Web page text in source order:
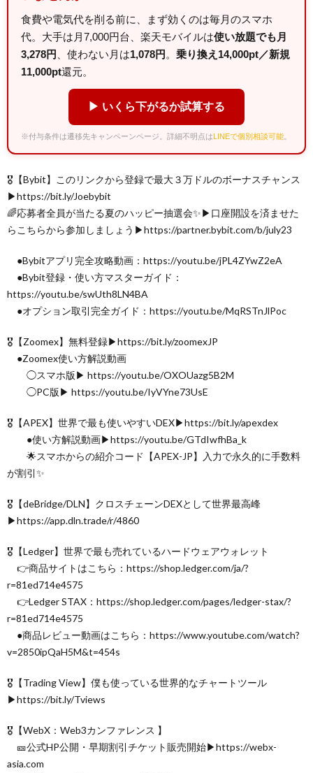
食費や電気代を削る前に、まず効くのは毎月のスマホ
代。大手は月7,000円台、楽天モバイルは使い放題でも月
3,278円
、使わない月は1,078円 。 乗り換え14,000pt／新規
11,000pt還元。
▶ いくら下がるか試算する
※付与条件は遷移先キャンペーンページ。詳細不明点はLINEで個別相談可能
🎖【Bybit】このリンクから登録で最大３万ドルのボーナスチャンス
▶︎https://bit.ly/Joebybit
🌈応募者全員が当たる夏のハッピー抽選会✨▶︎口座開設を済ませた
らこちらから参加しましょう▶︎https://partner.bybit.com/b/july23
●Bybitアプリ完全攻略動画：https://youtu.be/jPL4ZYwZ2eA
●Bybit登録・使い方マスターガイド：
https://youtu.be/swUth8LN4BA
●オプション取引完全ガイド：https://youtu.be/MqRSTnJlPoc
🎖【Zoomex】無料登録▶︎https://bit.ly/zoomexJP
●Zoomex使い方解説動画
◯スマホ版▶︎ https://youtu.be/OXOUazg5B2M
◯PC版▶︎ https://youtu.be/IyVYne73UsE
🎖【APEX】世界で最も使いやすいDEX▶︎https://bit.ly/apexdex
●使い方解説動画▶︎https://youtu.be/GTdIwfhBa_k
🌟スマホからの紹介コード【APEX-JP】入力で永久的に手数料
が割引✨
🎖【deBridge/DLN】クロスチェーンDEXとして世界最高峰
▶︎https://app.dln.trade/r/4860
🎖【Ledger】世界で最も売れているハードウェアウォレット
👉商品サイトはこちら：https://shop.ledger.com/ja/?
r=81ed714e4575
👉Ledger STAX：https://shop.ledger.com/pages/ledger-stax/?
r=81ed714e4575
●商品レビュー動画はこちら：https://www.youtube.com/watch?
v=2850ipQaH5M&t=454s
🎖【Trading View】僕も使っている世界的なチャートツール
▶︎https://bit.ly/Tviews
🎖【WebX：Web3カンファレンス 】
🎫公式HP公開・早期割引チケット販売開始▶︎https://webx-
asia.com